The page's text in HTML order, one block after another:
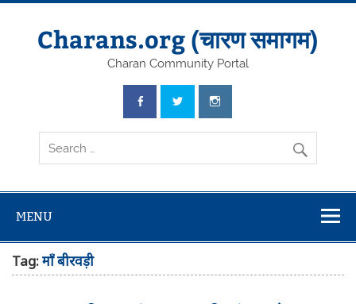
Skip
Charans.org (चारण समागम)
Charan Community Portal
MENU
Tag:माँ बीरवड़ी